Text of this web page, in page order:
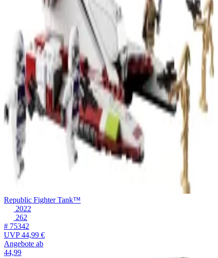
Republic Fighter Tank™
2022
262
# 75342
UVP44,99 €
Angebote ab
44,99